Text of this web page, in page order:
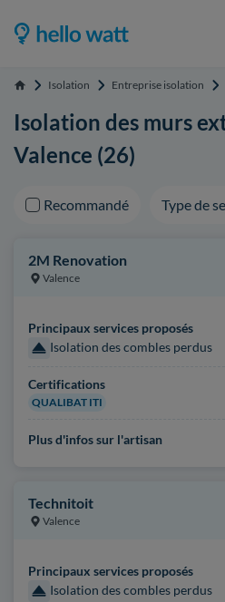
Accueil Isolation Entreprise isolation
Isolation des murs
Valence (26)
Recommandé Type de
2M Renovation
Valence
Principaux services proposés
Isolation des combles perdus
Certifications
QUALIBAT ITI
Plus d'infos sur l'artisan
Technitoit
Valence
Principaux services proposés
Isolation des combles perdus